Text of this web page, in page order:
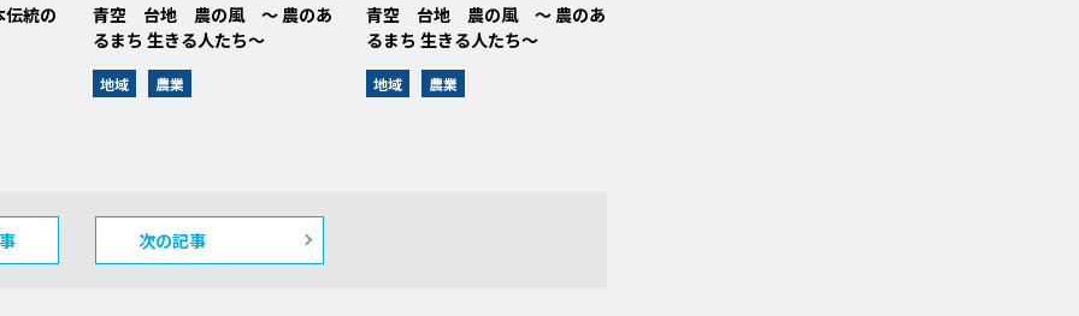
伝統の
青空 台地 農の風 ～ 農のあ
るまち 生きる人たち～
地域 農業
青空 台地 農の風 ～ 農のあ
るまち 生きる人たち～
地域 農業
次の記事